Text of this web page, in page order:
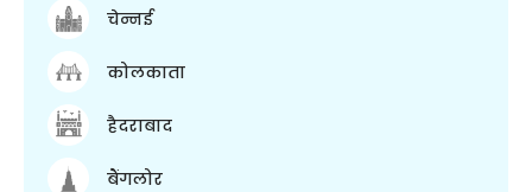
चेन्नई
कोलकाता
हैदराबाद
बैंगलोर